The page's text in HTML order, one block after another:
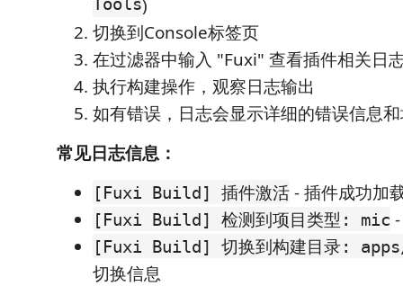
Tools)
切换到Console标签页
在过滤器中输入 "Fuxi" 查看插件相关日
执行构建操作，观察日志输出
如有错误，日志会显示详细的错误信息
常见日志信息：
[Fuxi Build] 插件激活 - 插件成功加
[Fuxi Build] 检测到项目类型: mic
[Fuxi Build] 切换到构建目录:
切换信息